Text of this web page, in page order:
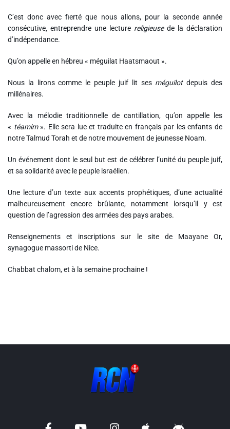
C’est donc avec fierté que nous allons, pour la seconde année
consécutive, entreprendre une lecture religieusede la déclaration
d’indépendance.
Qu’on appelle en hébreu « méguilat Haatsmaout ».
Nous la lirons comme le peuple juif lit ses méguilotdepuis des
millénaires.
Avec la mélodie traditionnelle de cantillation, qu’on appelle les
« téamim». Elle sera lue et traduite en français par les enfants de
notre Talmud Torah et de notre mouvement de jeunesse Noam.
Un événement dont le seul but est de célébrer l’unité du peuple juif,
et sa solidarité avec le peuple israélien.
Une lecture d’un texte aux accents prophétiques, d’une actualité
malheureusement encore brûlante, notamment lorsqu’il y est
question de l’agression des armées des pays arabes.
Renseignements et inscriptions sur le site de Maayane Or,
synagogue massorti de Nice.
Chabbat chalom, et à la semaine prochaine !